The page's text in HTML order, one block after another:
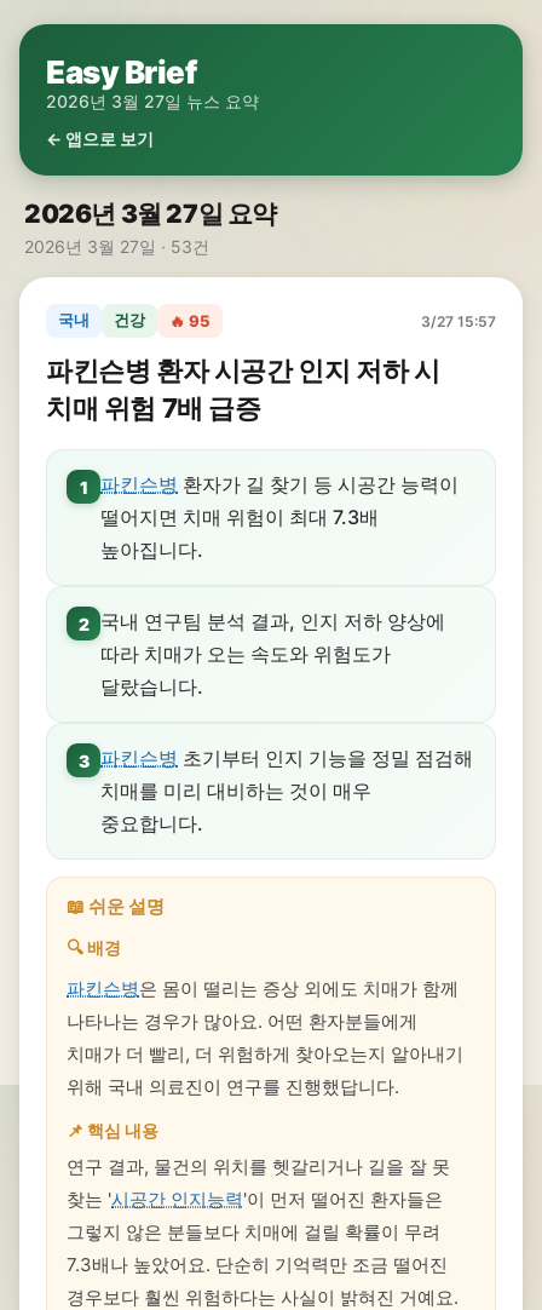
Easy Brief
2026년 3월 27일 뉴스 요약
← 앱으로 보기
2026년 3월 27일 요약
2026년 3월 27일 · 53건
국내 건강 🔥 95 3/27 15:57
파킨슨병 환자 시공간 인지 저하 시
치매 위험 7배 급증
1 파킨슨병 환자가 길 찾기 등 시공간 능력이
떨어지면 치매 위험이 최대 7.3배
높아집니다.
2
국내 연구팀 분석 결과, 인지 저하 양상에
따라 치매가 오는 속도와 위험도가
달랐습니다.
3 파킨슨병 초기부터 인지 기능을 정밀 점검해
치매를 미리 대비하는 것이 매우
중요합니다.
📖 쉬운 설명
🔍 배경
파킨슨병은 몸이 떨리는 증상 외에도 치매가 함께
나타나는 경우가 많아요. 어떤 환자분들에게
치매가 더 빨리, 더 위험하게 찾아오는지 알아내기
위해 국내 의료진이 연구를 진행했답니다.
📌 핵심 내용
연구 결과, 물건의 위치를 헷갈리거나 길을 잘 못
찾는 '시공간 인지능력'이 먼저 떨어진 환자들은
그렇지 않은 분들보다 치매에 걸릴 확률이 무려
7.3배나 높았어요. 단순히 기억력만 조금 떨어진
경우보다 훨씬 위험하다는 사실이 밝혀진 거예요.